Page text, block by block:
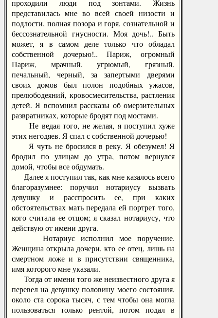
проходили люди под зонтами. Жизнь
представилась мне во всей своей низости и
подлости, полная позора и горя, сознательной и
бессознательной гнусности. Моя дочь!.. Быть
может, я в самом деле только что обладал
собственной дочерью!.. Париж, огромный
Париж, мрачный, угрюмый, грязный,
печальный, черный, за запертыми дверями
своих домов был полон подобных ужасов,
прелюбодеяний, кровосмесительства, растления
детей. Я вспомнил рассказы об омерзительных
развратниках, которые бродят под мостами.
Не ведая того, не желая, я поступил хуже
этих негодяев. Я спал с собственной дочерью!
Я чуть не бросился в реку. Я обезумел! Я
бродил по улицам до утра, потом вернулся
домой, чтобы все обдумать.
Далее я поступил так, как мне казалось всего
благоразумнее: поручил нотариусу вызвать
девушку и расспросить ее, при каких
обстоятельствах мать передала ей портрет того,
кого считала ее отцом; я сказал нотариусу, что
действую от имени друга.
Нотариус исполнил мое поручение.
Женщина открыла дочери, кто ее отец, лишь на
смертном ложе и в присутствии священника,
имя которого мне указали.
Тогда от имени того же неизвестного друга я
перевел на девушку половину моего состояния,
около ста сорока тысяч, с тем чтобы она могла
пользоваться только рентой, потом подал в